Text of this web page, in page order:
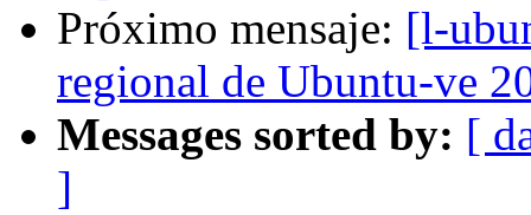
Próximo mensaje: [l-
regional de Ubuntu-ve
Messages sorted by: [
]